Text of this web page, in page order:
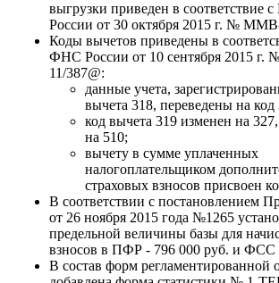
выгрузки приведен в соответствие
России от 30 октября 2015 г. №
Коды вычетов приведены в
ФНС России от 10 сентября 2015
11/387@:
данные учета,
вычета 318, переведены на код
код вычета 319 изменен на
на 510;
вычету в сумме уплаченных
налогоплательщиком
страховых взносов присвоен
В соответствии с постановлением
от 26 ноября 2015 года №1265
предельной величины базы для
взносов в ПФР - 796 000 руб. и ФСС
В состав форм регламентированной